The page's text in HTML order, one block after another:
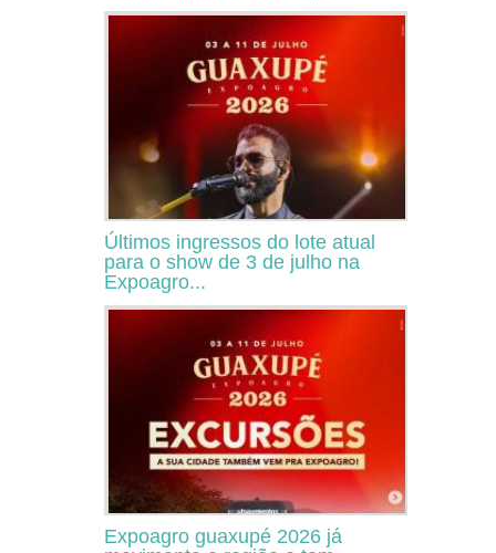
Últimos ingressos do lote atual
para o show de 3 de julho na
Expoagro...
Expoagro guaxupé 2026 já